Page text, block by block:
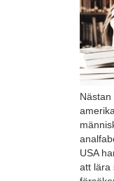
USA
att lära